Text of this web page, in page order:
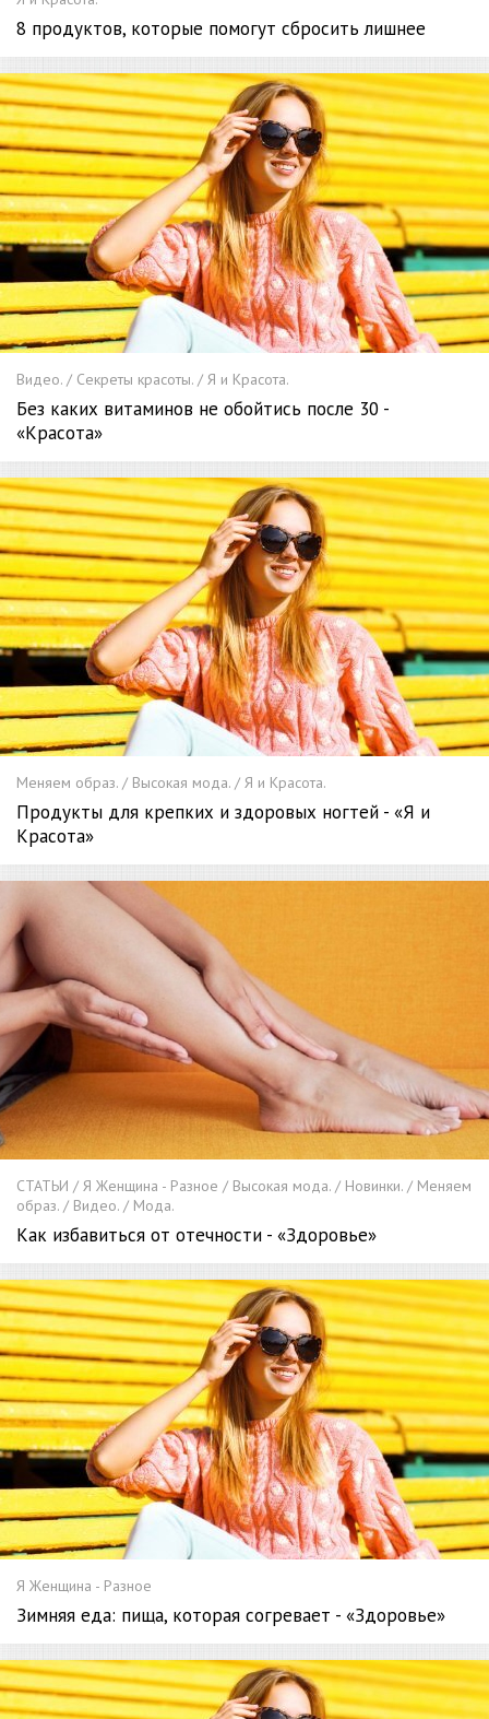
8 продуктов, которые помогут сбросить лишнее
Видео. / Секреты красоты. / Я и Красота.
Без каких витаминов не обойтись после 30 -
«Красота»
Меняем образ. / Высокая мода. / Я и Красота.
Продукты для крепких и здоровых ногтей - «Я и
Красота»
СТАТЬИ / Я Женщина - Разное / Высокая мода. / Новинки. / Меняем
образ. / Видео. / Мода.
Как избавиться от отечности - «Здоровье»
Я Женщина - Разное
Зимняя еда: пища, которая согревает - «Здоровье»